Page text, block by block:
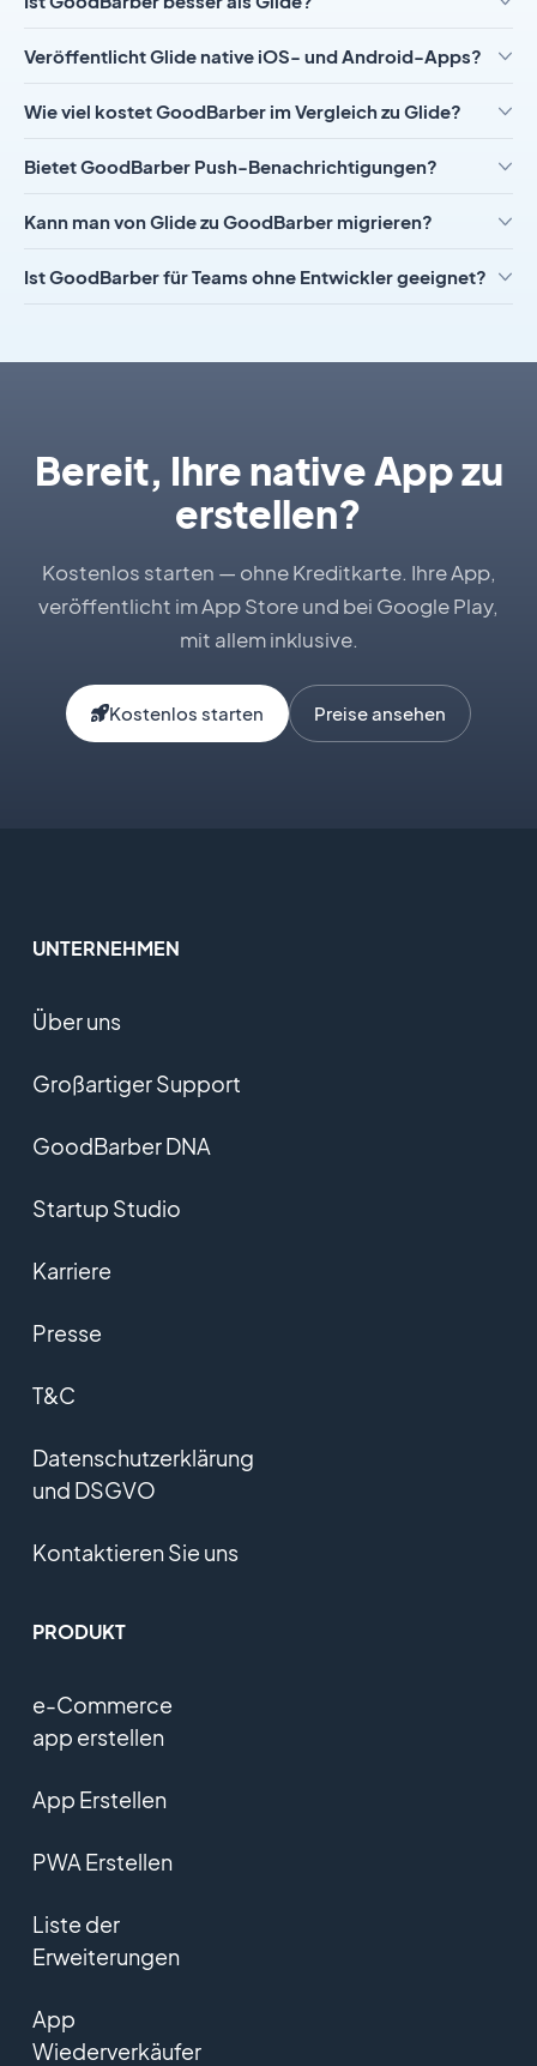
Veröffentlicht Glide native iOS- und Android-Apps?
Wie viel kostet GoodBarber im Vergleich zu Glide?
Bietet GoodBarber Push-Benachrichtigungen?
Kann man von Glide zu GoodBarber migrieren?
Ist GoodBarber für Teams ohne Entwickler geeignet?
Bereit, Ihre native App zu
erstellen?
Kostenlos starten — ohne Kreditkarte. Ihre App,
veröffentlicht im App Store und bei Google Play,
mit allem inklusive.
Kostenlos starten Preise ansehen
UNTERNEHMEN
Über uns
Großartiger Support
GoodBarber DNA
Startup Studio
Karriere
Presse
T&C
Datenschutzerklärung
und DSGVO
Kontaktieren Sie uns
PRODUKT
e-Commerce
app erstellen
App Erstellen
PWA Erstellen
Liste der
Erweiterungen
App
Wiederverkäufer